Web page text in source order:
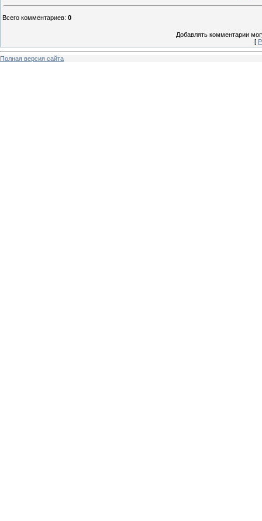
Всего комментариев: 0
Добавлять комментарии
[
Полная версия сайта